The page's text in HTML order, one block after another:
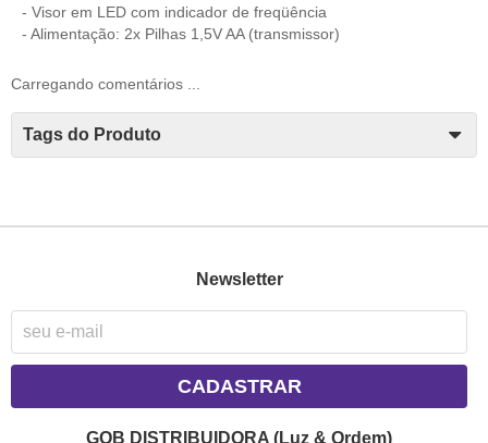
- Visor em LED com indicador de freqüência
- Alimentação: 2x Pilhas 1,5V AA (transmissor)
Carregando comentários ...
Tags do Produto
Newsletter
CADASTRAR
GOB DISTRIBUIDORA (Luz & Ordem)